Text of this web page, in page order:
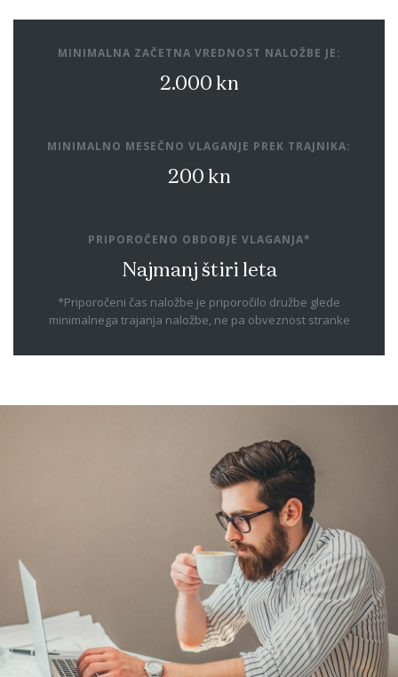
MINIMALNA ZAČETNA VREDNOST NALOŽBE JE:
2.000 kn
MINIMALNO MESEČNO VLAGANJE PREK TRAJNIKA:
200 kn
PRIPOROČENO OBDOBJE VLAGANJA*
Najmanj štiri leta
*Priporočeni čas naložbe je priporočilo družbe glede
minimalnega trajanja naložbe, ne pa obveznost stranke